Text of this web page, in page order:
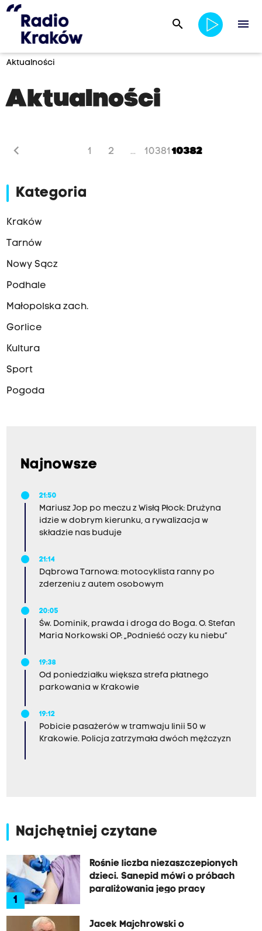
search menu
Aktualności
Aktualności
chevron_left 1 2 ... 10381 10382
Kategoria
Kraków
Tarnów
Nowy Sącz
Podhale
Małopolska zach.
Gorlice
Kultura
Sport
Pogoda
Najnowsze
21:50
Mariusz Jop po meczu z Wisłą Płock: Drużyna
idzie w dobrym kierunku, a rywalizacja w
składzie nas buduje
21:14
Dąbrowa Tarnowa: motocyklista ranny po
zderzeniu z autem osobowym
20:05
Św. Dominik, prawda i droga do Boga. O. Stefan
Maria Norkowski OP: „Podnieść oczy ku niebu”
19:38
Od poniedziałku większa strefa płatnego
parkowania w Krakowie
19:12
Pobicie pasażerów w tramwaju linii 50 w
Krakowie. Policja zatrzymała dwóch mężczyzn
Najchętniej czytane
1
Rośnie liczba niezaszczepionych
dzieci. Sanepid mówi o próbach
paraliżowania jego pracy
Jacek Majchrowski o